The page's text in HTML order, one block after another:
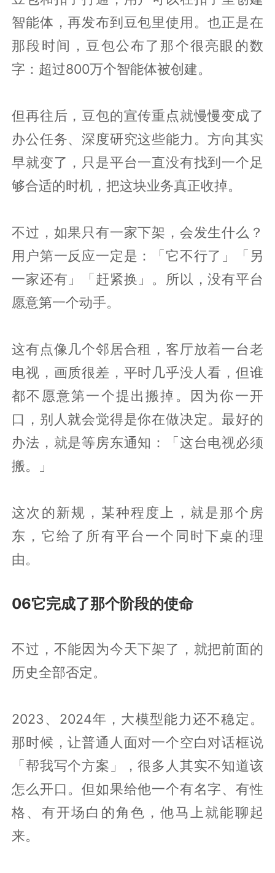
智能体，再发布到豆包里使用。也正是在
那段时间，豆包公布了那个很亮眼的数
字：超过800万个智能体被创建。
但再往后，豆包的宣传重点就慢慢变成了
办公任务、深度研究这些能力。方向其实
早就变了，只是平台一直没有找到一个足
够合适的时机，把这块业务真正收掉。
不过，如果只有一家下架，会发生什么？
用户第一反应一定是：「它不行了」「另
一家还有」「赶紧换」。所以，没有平台
愿意第一个动手。
这有点像几个邻居合租，客厅放着一台老
电视，画质很差，平时几乎没人看，但谁
都不愿意第一个提出搬掉。因为你一开
口，别人就会觉得是你在做决定。最好的
办法，就是等房东通知：「这台电视必须
搬。」
这次的新规，某种程度上，就是那个房
东，它给了所有平台一个同时下桌的理
由。
06它完成了那个阶段的使命
不过，不能因为今天下架了，就把前面的
历史全部否定。
2023、2024年，大模型能力还不稳定。
那时候，让普通人面对一个空白对话框说
「帮我写个方案」，很多人其实不知道该
怎么开口。但如果给他一个有名字、有性
格、有开场白的角色，他马上就能聊起
来。